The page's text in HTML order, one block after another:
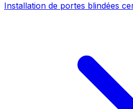
Installation de portes blindées